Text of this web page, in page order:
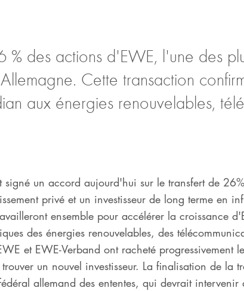
% des actions d'EWE, l'une des
Cette transaction
aux énergies renouvelables,
signé un accord aujourd'hui sur le transfert de
privé et un investisseur de long terme en
ensemble pour accélérer la croissance
des énergies renouvelables, des
et EWE-Verband ont racheté progressivement
un nouvel investisseur. La finalisation de la
allemand des ententes, qui devrait intervenir